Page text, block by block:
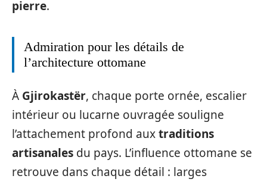
pierre.
Admiration pour les détails de
l’architecture ottomane
À Gjirokastër, chaque porte ornée, escalier
intérieur ou lucarne ouvragée souligne
l’attachement profond auxtraditions
artisanales du pays. L’influence ottomane se
retrouve dans chaque détail : larges